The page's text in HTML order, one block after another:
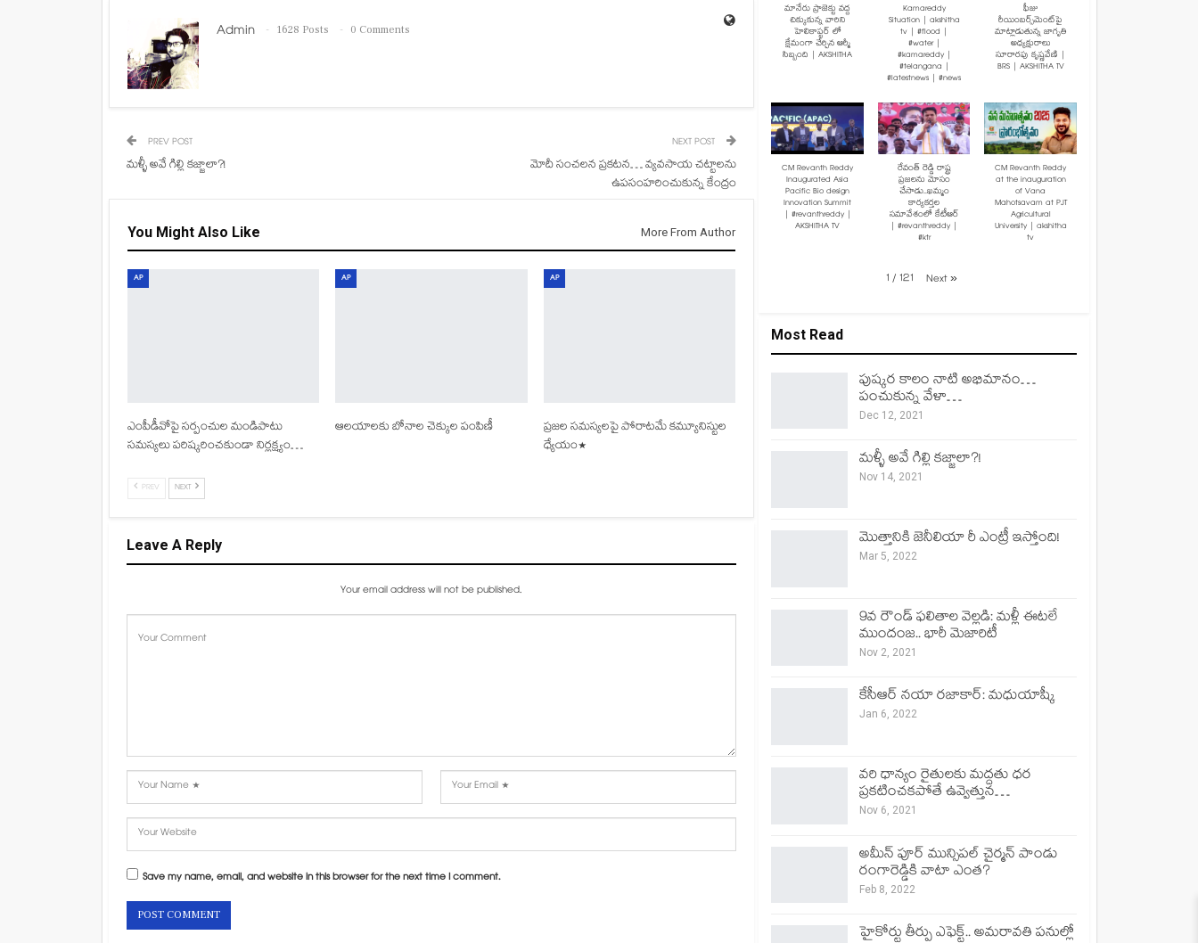
Admin 1628 Posts 0 Comments
PREV POST
మళ్ళీ అవే గిల్లి కజ్జాలా?!
NEXT POST
మోదీ సంచలన ప్రకటన… వ్యవసాయ చట్టాలను
ఉపసంహరించుకున్న కేంద్రం
You Might Also Like More From Author
AP
ఎంపీడీవోపై సర్పంచుల మండిపాటు
సమస్యలు పరిష్కరించకుండా నిర్లక్ష్యం…
AP
ఆలయాలకు బోనాల చెక్కుల పంపిణీ
AP
ప్రజల సమస్యలపై పోరాటమే కమ్యూనిస్టుల
ధ్యేయం*
PREV NEXT
Leave A Reply
Your email address will not be published.
Save my name, email, and website in this browser for the next time I comment.
మానేరు ప్రాజెక్టు వద్ద
చిక్కుకున్న వారిని
హెలికాప్టర్ లో
క్షేమంగా చేర్చిన ఆర్మీ
సిబ్బంది | AKSHITHA
Kamareddy
Situation | akshitha
tv | #flood |
#water |
#kamareddy |
#telangana |
#latestnews | #news
ఫీజు
రీయింబర్స్‌మెంట్‌పై
మాట్లాడుతున్న జాగృతి
అధ్యక్షురాలు
సూరారపు కృష్ణవేణి |
BRS | AKSHITHA TV
CM Revanth Reddy
Inaugurated Asia
Pacific Bio design
Innovation Summit
| #revanthreddy |
AKSHITHA TV
రేవంత్ రెడ్డి రాష్ట్ర
ప్రజలను మోసం
చేసాడు..ఖమ్మం
కార్యకర్తల
సమావేశంలో కేటీఆర్
| #revanthreddy |
#ktr
CM Revanth Reddy
at the inauguration
of Vana
Mahotsavam at PJT
Agricultural
University | akshitha
tv
1 / 121 Next»
Most Read
పుష్కర కాలం నాటి అభిమానం…
పంచుకున్న వేళా…
Dec 12, 2021
మళ్ళీ అవే గిల్లి కజ్జాలా?!
Nov 14, 2021
మొత్తానికి జెనీలియా రీ ఎంట్రీ ఇస్తోంది!
Mar 5, 2022
9వ రౌండ్ ఫలితాల వెల్లడి: మళ్లీ ఈటలే
ముందంజ.. భారీ మెజారిటీ
Nov 2, 2021
కేసీఆర్ నయా రజాకార్: మధుయాష్కీ
Jan 6, 2022
వరి ధాన్యం రైతులకు మద్దతు ధర
ప్రకటించకపోతే ఉవ్వెత్తున…
Nov 6, 2021
అమీన్ పూర్ మున్సిపల్ చైర్మన్ పాండు
రంగారెడ్డికి వాటా ఎంత?
Feb 8, 2022
హైకోర్టు తీర్పు ఎఫెక్ట్.. అమరావతి పనుల్లో